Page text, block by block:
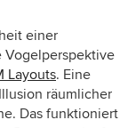
einer
Vogelperspektive
Layouts. Eine
räumlicher
Das funktioniert